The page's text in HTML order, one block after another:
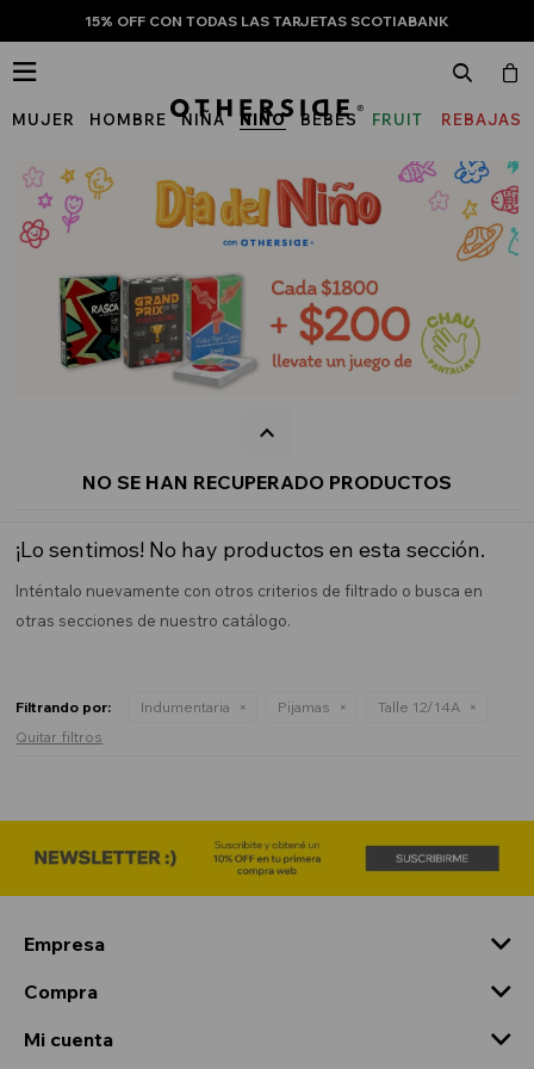
15% OFF CON TODAS LAS TARJETAS SCOTIABANK
MUJER HOMBRE NIÑA NIÑO BEBÉS
FRUIT
THE
LOOM
REBAJAS

NO SE HAN RECUPERADO PRODUCTOS
¡Lo sentimos! No hay productos en esta sección.
Inténtalo nuevamente con otros criterios de filtrado o busca en
otras secciones de nuestro catálogo.
Filtrando por: Indumentaria Pijamas
Talle 12/14A
Quitar filtros
Empresa
Compra
Mi cuenta